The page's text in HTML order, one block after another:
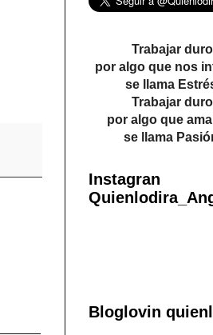
Trabajar duro
por algo que nos
se llama
Trabajar duro
por algo que
se llama
Instagran
Bloglovin